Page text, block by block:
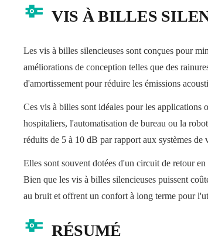
VIS À BILLES
Les vis à billes silencieuses sont conçues pour
améliorations de conception telles que des
d'amortissement pour réduire les émissions
Ces vis à billes sont idéales pour les
hospitaliers, l'automatisation de bureau ou la
réduits de 5 à 10 dB par rapport aux systèmes de
Elles sont souvent dotées d'un circuit de retour
Bien que les vis à billes silencieuses puissent
au bruit et offrent un confort à long terme pour
RÉSUMÉ